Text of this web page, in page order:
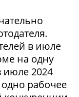
в июле
на одну
июле 2024
рабочее